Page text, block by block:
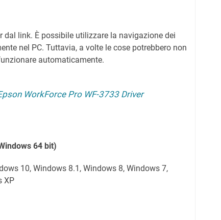
dal link. È possibile utilizzare la navigazione dei
nel PC. Tuttavia, a volte le cose potrebbero non
automaticamente.
WorkForce Pro WF-3733 Driver
64 bit)
10, Windows 8.1, Windows 8, Windows 7,
XP